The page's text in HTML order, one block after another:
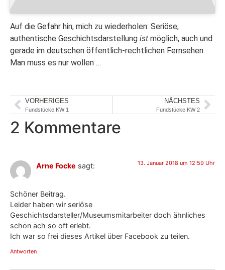
Auf die Gefahr hin, mich zu wiederholen: Seriöse,
authentische Geschichtsdarstellung ist möglich, auch und
gerade im deutschen öffentlich-rechtlichen Fernsehen.
Man muss es nur wollen …
VORHERIGES
Fundstücke KW 1
NÄCHSTES
Fundstücke KW 2
2 Kommentare
Arne Focke sagt: 13. Januar 2018 um 12:59 Uhr
Schöner Beitrag.
Leider haben wir seriöse
Geschichtsdarsteller/Museumsmitarbeiter doch ähnliches
schon ach so oft erlebt.
Ich war so frei dieses Artikel über Facebook zu teilen.
Antworten